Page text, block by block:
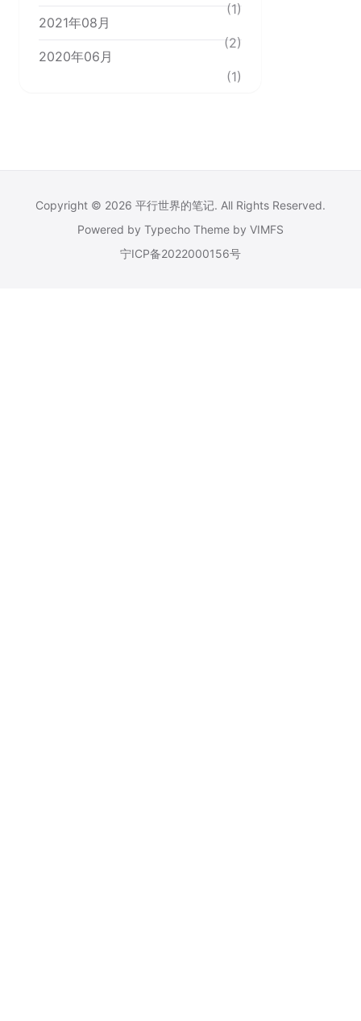
(1)
2021年08月
(2)
2020年06月
(1)
Copyright © 2026 平行世界的笔记. All Rights Reserved.
Powered by Typecho Theme by VIMFS
宁ICP备2022000156号